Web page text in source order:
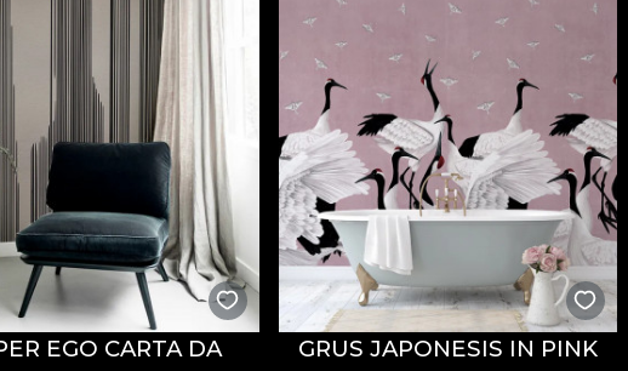
100
rezistență la uzură, având 60.000 rubs
la testul de
prin conformitatea la testul de inflamabilitate tip țigară.
redusă, fără înălbire, fără stoarcere prin răsucire, fără
EGO CARTA DA
GRUS JAPONESIS IN PINK